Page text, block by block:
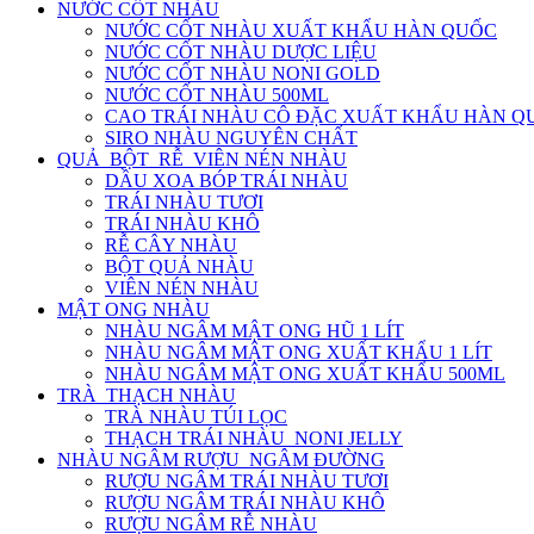
NƯỚC CỐT NHÀU
NƯỚC CỐT NHÀU XUẤT KHẨU HÀN QUỐC
NƯỚC CỐT NHÀU DƯỢC LIỆU
NƯỚC CỐT NHÀU NONI GOLD
NƯỚC CỐT NHÀU 500ML
CAO TRÁI NHÀU CÔ ĐẶC XUẤT KHẨU HÀN
SIRO NHÀU NGUYÊN CHẤT
QUẢ_BỘT_RỄ_VIÊN NÉN NHÀU
DẦU XOA BÓP TRÁI NHÀU
TRÁI NHÀU TƯƠI
TRÁI NHÀU KHÔ
RỄ CÂY NHÀU
BỘT QUẢ NHÀU
VIÊN NÉN NHÀU
MẬT ONG NHÀU
NHÀU NGÂM MẬT ONG HŨ 1 LÍT
NHÀU NGÂM MẬT ONG XUẤT KHẨU 1 LÍT
NHÀU NGÂM MẬT ONG XUẤT KHẨU 500ML
TRÀ_THẠCH NHÀU
TRÀ NHÀU TÚI LỌC
THẠCH TRÁI NHÀU_NONI JELLY
NHÀU NGÂM RƯỢU_NGÂM ĐƯỜNG
RƯỢU NGÂM TRÁI NHÀU TƯƠI
RƯỢU NGÂM TRÁI NHÀU KHÔ
RƯỢU NGÂM RỄ NHÀU